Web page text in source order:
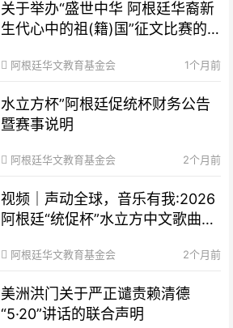
关于举办“盛世中华 阿根廷华裔新
生代心中的祖(籍)国”征文比赛的
阿根廷华文教育基金会 1个月前
水立方杯”阿根廷促统杯财务公告
暨赛事说明
阿根廷华文教育基金会 2个月前
视频｜声动全球，音乐有我:2026
阿根廷“统促杯”水立方中文歌曲大
阿根廷华文教育基金会 2个月前
美洲洪门关于严正谴责赖清德
“5·20”讲话的联合声明